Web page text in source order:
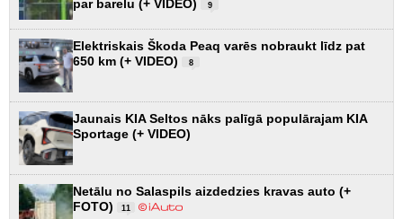
par barelu (+ VIDEO) 9
Elektriskais Škoda Peaq varēs nobraukt līdz pat
650 km (+ VIDEO)
8
Jaunais KIA Seltos nāks palīgā populārajam KIA
Sportage (+ VIDEO)
Netālu no Salaspils aizdedzies kravas auto (+
FOTO)
11